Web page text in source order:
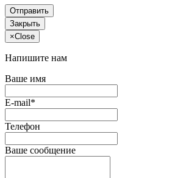
Отправить
Закрыть
×Close
Напишите нам
Ваше имя
E-mail*
Телефон
Ваше сообщение